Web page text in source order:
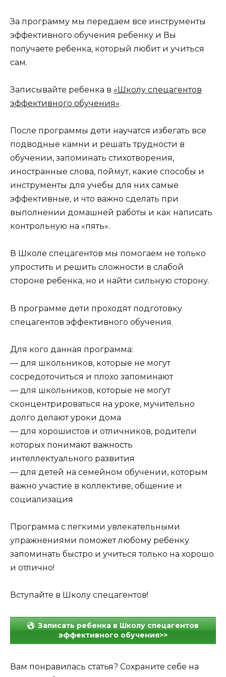
За программу мы передаем все инструменты
эффективного обучения ребенку и Вы
получаете ребенка, который любит и учиться
сам.
Записывайте ребенка в «Школу спецагентов
эффективного обучения».
После программы дети научатся избегать все
подводные камни и решать трудности в
обучении, запоминать стихотворения,
иностранные слова, поймут, какие способы и
инструменты для учебы для них самые
эффективные, и что важно сделать при
выполнении домашней работы и как написать
контрольную на «пять».
В Школе спецагентов мы помогаем не только
упростить и решить сложности в слабой
стороне ребенка, но и найти сильную сторону.
В программе дети проходят подготовку
спецагентов эффективного обучения.
Для кого данная программа:
— для школьников, которые не могут
сосредоточиться и плохо запоминают
— для школьников, которые не могут
сконцентрироваться на уроке, мучительно
долго делают уроки дома
— для хорошистов и отличников, родители
которых понимают важность
интеллектуального развития
— для детей на семейном обучении, которым
важно участие в коллективе, общение и
социализация
Программа с легкими увлекательными
упражнениями поможет любому ребенку
запоминать быстро и учиться только на хорошо
и отлично!
Вступайте в Школу спецагентов!
Записать ребенка в Школу спецагентов
эффективного обучения>>
Вам понравилась статья? Сохраните себе на